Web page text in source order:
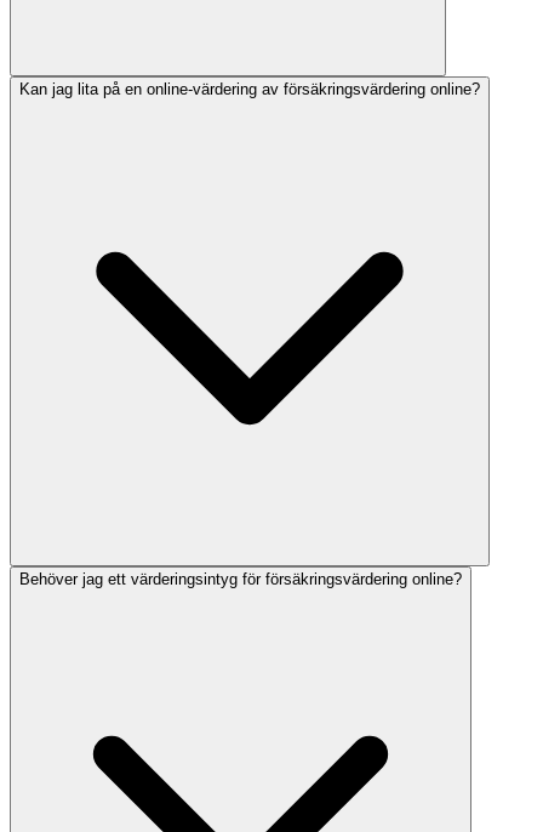
Kan jag lita på en online-värdering av försäkringsvärdering online?
Behöver jag ett värderingsintyg för försäkringsvärdering online?